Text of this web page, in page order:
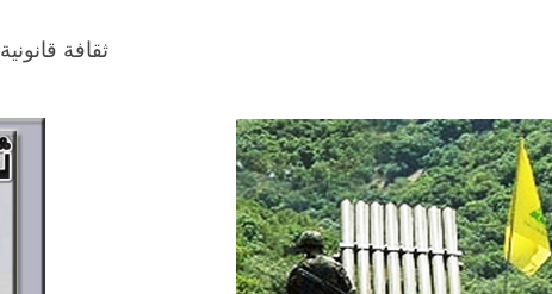
ثقافة قانونية